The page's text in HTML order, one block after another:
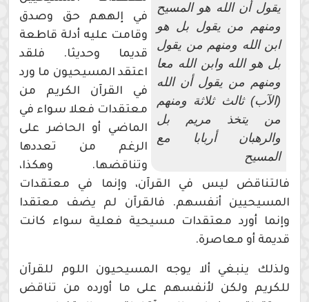
يقول أن الله هو المسيح
ومنهم من يقول بل هو
ابن الله ومنهم من يقول
بل هو الله وابن الله معا
ومنهم من يقول أن الله
(الآب) ثالث ثلاثة ومنهم
من يتخذ مريم بل
والرهبان أربابا مع
المسيح
في إلههم حق وصدق
وقامت عليه أدلة قاطعة
قديما وحديثا. فلقد
اعتقد المسيحيون ما ورد
في القرآن الكريم من
معتقدات فعلا سواء في
الماضي أو الحاضر على
الرغم من تعددها
وتناقضها. وهكذا،
فالتناقض ليس في القرآن، وإنما في معتقدات
المسيحيين أنفسهم. فالقرآن لم يضف معتقدا
وإنما أورد معتقدات مسيحية فعلية سواء كانت
قديمة أو معاصرة.
ولذلك ينبغي ألا يوجه المسيحيون اللوم للقرآن
للكريم ولكن لأنفسهم على ما أورده من تناقض